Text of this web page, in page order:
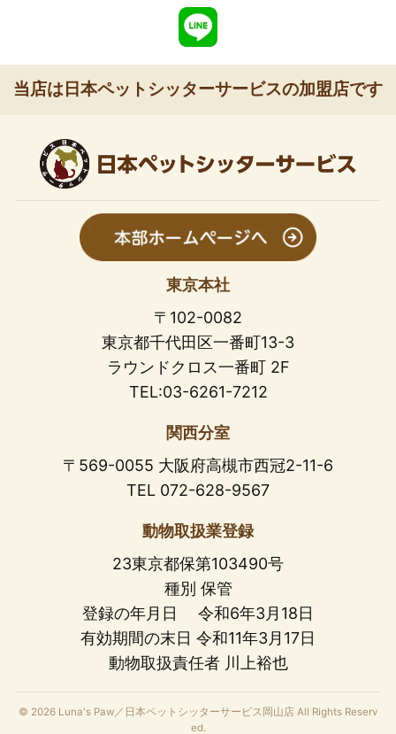
当店は日本ペットシッターサービスの加盟店です
東京本社
〒102-0082
東京都千代田区一番町13-3
ラウンドクロス一番町 2F
TEL:03-6261-7212
関西分室
〒569-0055 大阪府高槻市西冠2-11-6
TEL 072-628-9567
動物取扱業登録
23東京都保第103490号
種別 保管
登録の年月日 令和6年3月18日
有効期間の末日 令和11年3月17日
動物取扱責任者 川上裕也
© 2026 Luna's Paw／日本ペットシッターサービス岡山店 All Rights Reserv
ed.